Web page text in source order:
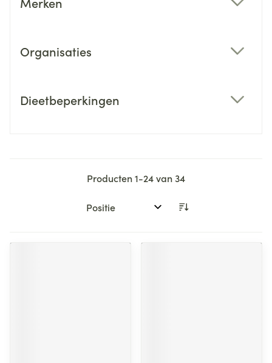
Organisaties
Dieetbeperkingen
Producten1-24van34
Sorteer op: